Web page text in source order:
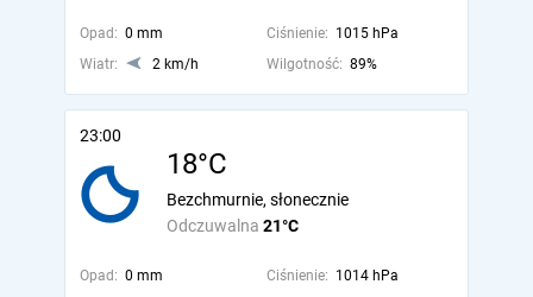
Opad: 0 mm Ciśnienie: 1015 hPa
Wiatr:
2 km/h Wilgotność: 89%
23:00
18°C
Odczuwalna 21°C
Bezchmurnie, słonecznie
Opad: 0 mm Ciśnienie: 1014 hPa